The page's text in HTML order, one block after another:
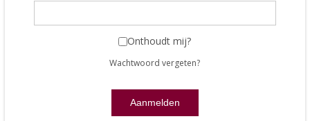
Onthoudt mij?
Wachtwoord vergeten?